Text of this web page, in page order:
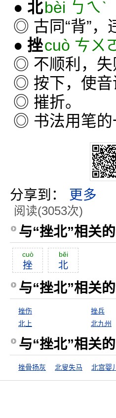
● 北bèi ㄅㄟˋ
◎ 古同“背”，
● 挫cuò ㄘㄨ
◎ 不顺利，失
◎ 按下，使音
◎ 摧折。
◎ 书法用笔的
分享到： 更多
阅读(3053次)
与“挫北”相关
cuò
挫
bĕi
北
与“挫北”相关
挫伤 挫兵
北上
北九州
与“挫北”相关
挫骨扬灰 北叟失马 北宫婴